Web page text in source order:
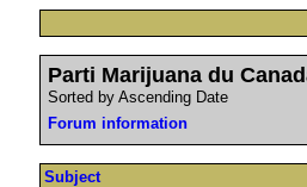
Parti Marijuana du
Sorted by Ascending Date
Forum information
Subject